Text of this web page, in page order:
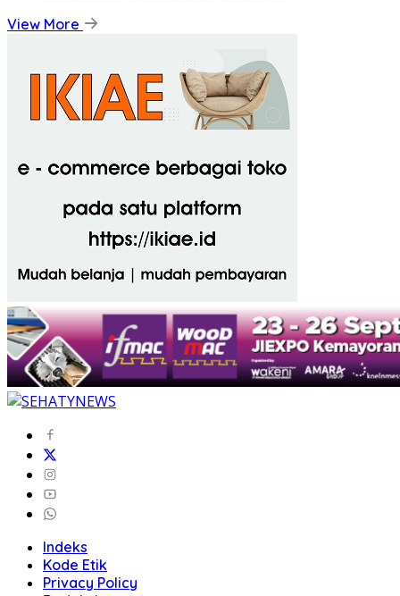
View More
Indeks
Kode Etik
Privacy Policy